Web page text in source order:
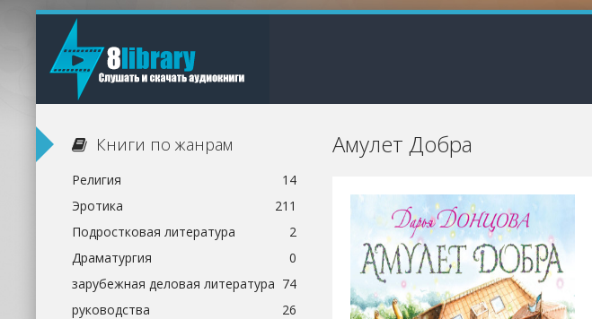
Амулет Добра
Книги по жанрам
Религия
14
Эротика
211
Подростковая литература
2
Драматургия
0
зарубежная деловая литература 74
руководства
26